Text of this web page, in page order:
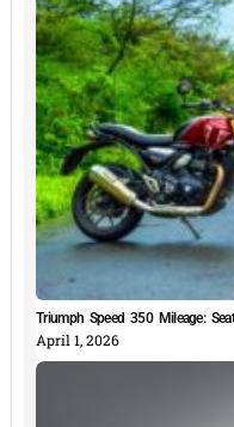
Triumph Speed 350 Mileage:
April 1, 2026